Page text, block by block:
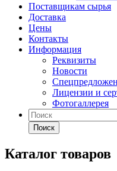
Поставщикам сырья
Доставка
Цены
Контакты
Информация
Реквизиты
Новости
Лицензии и
Фотогаллерея
Поиск
Каталог товаров